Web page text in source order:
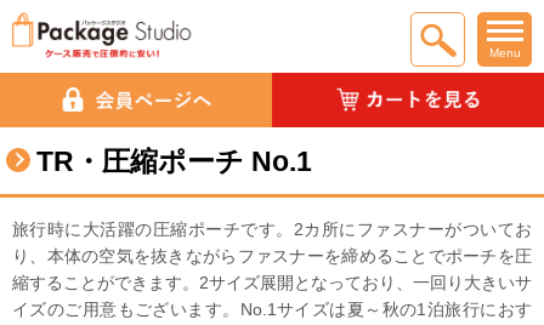
Menu
TR・圧縮ポーチ No.1
旅行時に大活躍の圧縮ポーチです。2カ所にファスナーがついてお
り、本体の空気を抜きながらファスナーを締めることでポーチを圧
縮することができます。2サイズ展開となっており、一回り大きいサ
イズのご用意もございます。No.1サイズは夏～秋の1泊旅行におす